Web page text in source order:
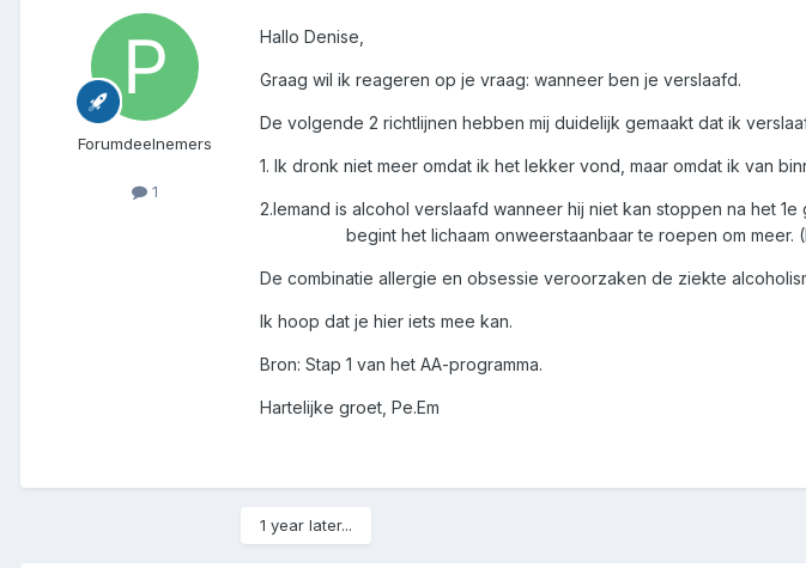
Forumdeelnemers
1
Hallo Denise,
Graag wil ik reageren op je vraag: wanneer ben je verslaafd.
De volgende 2 richtlijnen hebben mij duidelijk gemaakt dat ik
1. Ik dronk niet meer omdat ik het lekker vond, maar omdat ik van
2.Iemand is alcohol verslaafd wanneer hij niet kan
begint het lichaam onweerstaanbaar te roepen om meer.
De combinatie allergie en obsessie veroorzaken de ziekte
Ik hoop dat je hier iets mee kan.
Bron: Stap 1 van het AA-programma.
Hartelijke groet, Pe.Em
1 year later...